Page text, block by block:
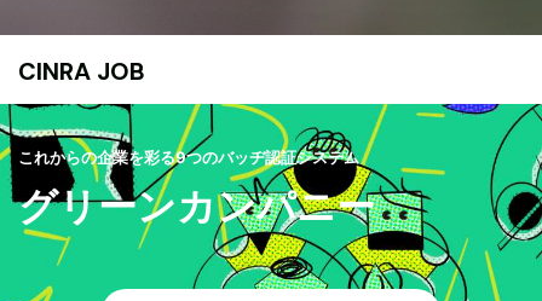
CINRA JOB
これからの企業を彩る9つのバッヂ認証システム
グリーンカンパニー